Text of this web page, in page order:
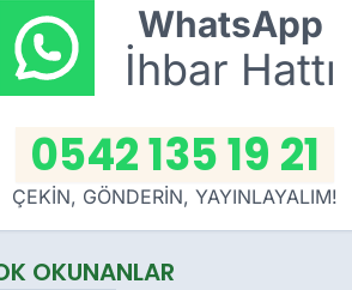
WhatsApp
İhbar Hattı
0542 135 19 21
ÇEKİN, GÖNDERİN, YAYINLAYALIM!
OKUNANLAR